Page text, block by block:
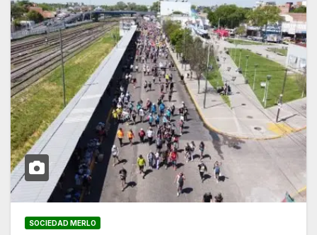
SOCIEDAD MERLO